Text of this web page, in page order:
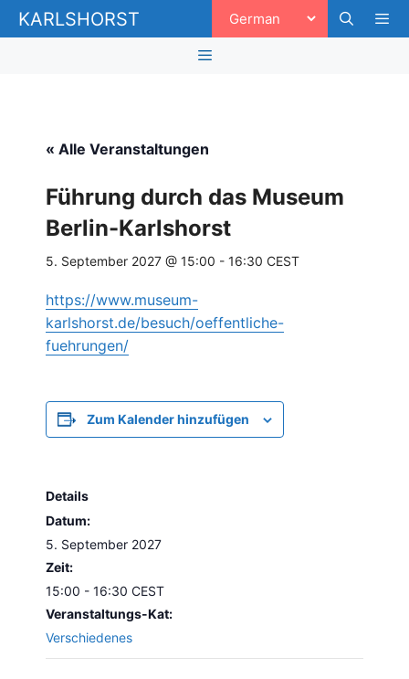
Zum
InhaltKARLSHORST
« Alle Veranstaltungen
Führung durch das Museum
Berlin-Karlshorst
5. September 2027 @ 15:00 - 16:30 CEST
https://www.museum-
karlshorst.de/besuch/oeffentliche-
fuehrungen/
Zum Kalender hinzufügen
Details
Datum:
5. September 2027
Zeit:
15:00 - 16:30 CEST
Veranstaltungs-Kat:
Verschiedenes